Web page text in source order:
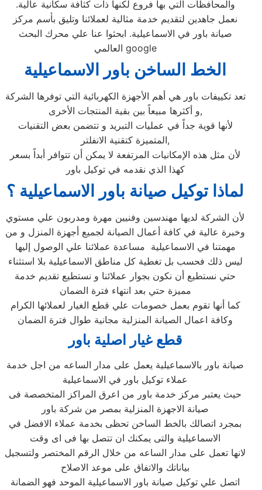
والمحافظات التي بها فروع لكنها ذات كثافة سكانية عالية.
نعمل جاهدين لتقديم خدمة مثالية لعملائنا وتليق بأسم مركز
صيانة باور في الاسماعيلية‏. ابحثوا عنا علي محرك البحث
العالمي google
الخط الساخن باور الاسماعيلية‏
تعد تكييفات باور هي أهم الأجهزة الكهربائية التي توفرها الشركة
و أكثرها مبيعاً بين بقية المنتجات الأخرى,
لأنها قوية جداً في عمليات التبريد و تتضمن بعض التقنيات
المتميزة كتقنية الانفلتر,
لأن مثل هذه الإمكانيات المرتفعة لا يمكن أن تتوافر أبداً بسعر
كهذا الذي نقدمه في توكيل باور
لماذا توكيل صيانة باور الاسماعيلية‏ ؟
لأن الشركة لديها مهندسين وفنيين مهرة ومدربون علي مستوي
وخبرة عالية في كافة أعمال الصيانة لجميع أجهزة المنزل و من
مهمتنا في الاسماعيلية‏ مساعدة عملائنا علي الوصول إليها
ليس ذلك فحسب بل تغطية كل مناطق الاسماعيلية‏ بلا استثناء
حتي نستطيع أن نكون بجوار عملائنا و نستطيع تقديم خدمة
مميزة حتي بعد انتهاء فترة الضمان
كما أنها تقوم بعمل خصومات علي قطع الغيار لعملائها الكرام
وكافة اعمال الصيانة المنزلية مجانية طوال فترة الضمان
قطع غيار اصلية باور
صيانة باور بالاسماعيلية‏ يعمل على مدار الساعه من اجل خدمة
عملاء توكيل باور في الاسماعيلية‏
حيث يعتبر مركز خدمة باور من اعرق المراكز المتخصصة فى
صيانة الاجهزة المنزلية بمصر من شركة باور
بمجرد اتصالك بالخط الساخن تحظى بخدمة عملاء الافضل في
الاسماعيلية‏ والتى يمكنك ان تتصل بها فى اى وقت
لانها تعمل على مدار الساعه من خلال الرقم المختصر ولتسجيل
بياناتك والاتفاق على موعد الاصلاح
اتصل علي توكيل صيانة باور الاسماعيلية‏ الموحد فهو الضمانة